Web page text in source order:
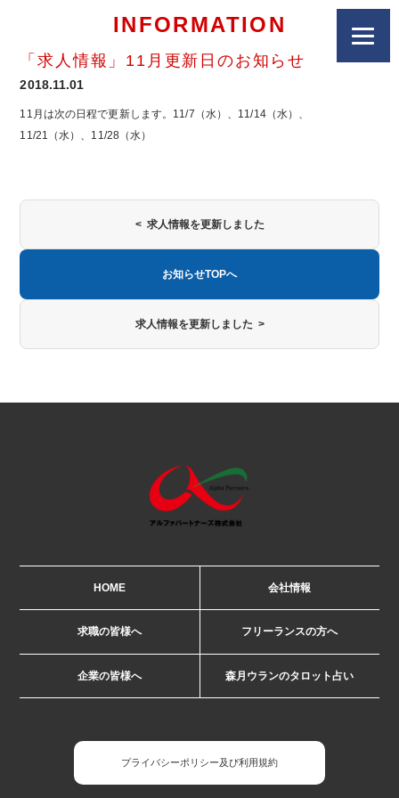
INFORMATION
「求人情報」11月更新日のお知らせ
2018.11.01
11月は次の日程で更新します。11/7（水）、11/14（水）、
11/21（水）、11/28（水）
< 求人情報を更新しました
お知らせTOPへ
求人情報を更新しました >
HOME 会社情報
求職の皆様へ フリーランスの方へ
企業の皆様へ 森月ウランのタロット占い
プライバシーポリシー及び利用規約